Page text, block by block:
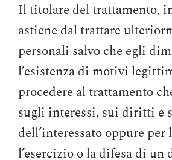
Il titolare del trattamento,
astiene dal trattare
personali salvo che egli
l’esistenza di motivi
procedere al trattamento
sugli interessi, sui diritti e
dell’interessato oppure per
l’esercizio o la difesa di